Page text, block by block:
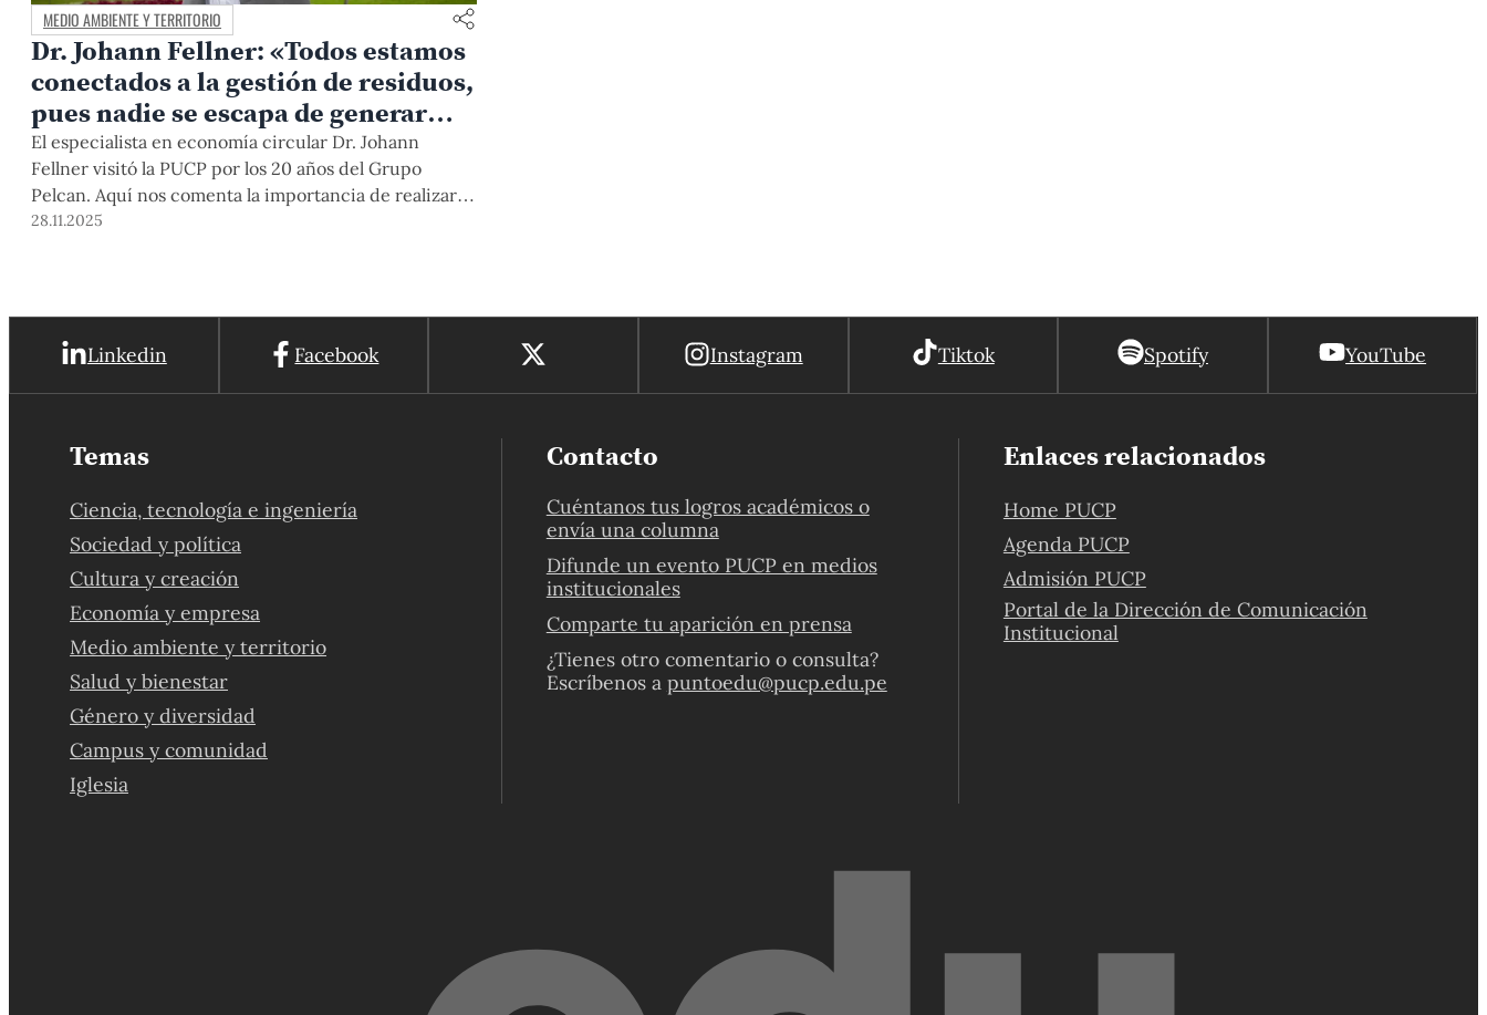
MEDIO AMBIENTE Y TERRITORIO
Dr. Johann Fellner: «Todos estamos
conectados a la gestión de residuos,
pues nadie se escapa de generar
basura»
El especialista en economía circular Dr. Johann
Fellner visitó la PUCP por los 20 años del Grupo
Pelcan. Aquí nos comenta la importancia de realizar
una gestión de residuos adaptada a cada realidad, el
28.11.2025
Linkedin Facebook Instagram Tiktok Spotify YouTube
Temas
Ciencia, tecnología e ingeniería
Sociedad y política
Cultura y creación
Economía y empresa
Medio ambiente y territorio
Salud y bienestar
Género y diversidad
Campus y comunidad
Iglesia
Contacto
Cuéntanos tus logros académicos o
envía una columna
Difunde un evento PUCP en medios
institucionales
Comparte tu aparición en prensa
¿Tienes otro comentario o consulta?
Escríbenos a puntoedu@pucp.edu.pe
Enlaces relacionados
Home PUCP
Agenda PUCP
Admisión PUCP
Portal de la Dirección de Comunicación
Institucional